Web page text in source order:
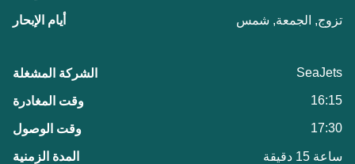
تزوج, الجمعة, شمس
SeaJets
16:15
17:30
ساعة 15 دقيقة